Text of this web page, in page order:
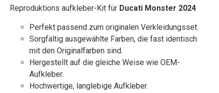
Reproduktions aufkleber-Kit für Ducati Monster 2024
Perfekt passend zum originalen Verkleidungsset.
Sorgfältig ausgewählte Farben, die fast identisch
mit den Originalfarben sind.
Hergestellt auf die gleiche Weise wie OEM-
Aufkleber.
Hochwertige, langlebige Aufkleber.